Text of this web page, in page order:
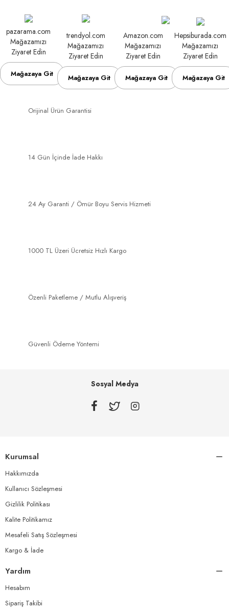
pazarama.com
Mağazamızı
Ziyaret Edin
Mağazaya Git
trendyol.com
Mağazamızı
Ziyaret Edin
Mağazaya Git
Amazon.com
Mağazamızı
Ziyaret Edin
Mağazaya Git
Hepsiburada.com
Mağazamızı
Ziyaret Edin
Mağazaya Git
Orijinal Ürün Garantisi
14 Gün İçinde İade Hakkı
24 Ay Garanti / Ömür Boyu Servis Hizmeti
1000 TL Üzeri Ücretsiz Hızlı Kargo
Özenli Paketleme / Mutlu Alışveriş
Güvenli Ödeme Yöntemi
Sosyal Medya
Kurumsal
Hakkımızda
Kullanıcı Sözleşmesi
Gizlilik Politikası
Kalite Politikamız
Mesafeli Satış Sözleşmesi
Kargo & İade
Yardım
Hesabım
Sipariş Takibi